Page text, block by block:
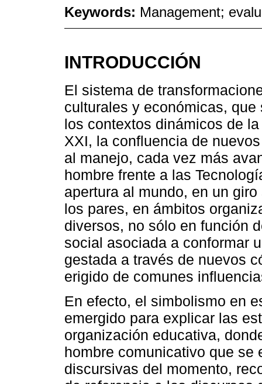
Keywords: Management;
INTRODUCCIÓN
El sistema de
culturales y económicas,
los contextos dinámicos de
XXI, la confluencia de
al manejo, cada vez más
hombre frente a las
apertura al mundo, en un
los pares, en ámbitos
diversos, no sólo en función
social asociada a conformar
gestada a través de nuevos
erigido de comunes
En efecto, el simbolismo en
emergido para explicar las
organización educativa,
hombre comunicativo que se
discursivas del momento,